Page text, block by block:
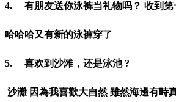
4. 有朋友送你泳裤当礼物吗？ 收到第
哈哈哈又有新的泳褲穿了
5. 喜欢到沙滩，还是泳池 ?
沙灘 因為我喜歡大自然 雖然海邊有時